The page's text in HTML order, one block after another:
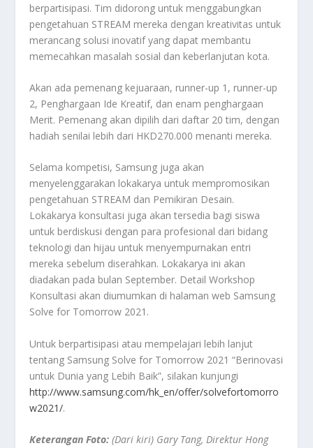
berpartisipasi. Tim didorong untuk menggabungkan
pengetahuan STREAM mereka dengan kreativitas untuk
merancang solusi inovatif yang dapat membantu
memecahkan masalah sosial dan keberlanjutan kota.
Akan ada pemenang kejuaraan, runner-up 1, runner-up
2, Penghargaan Ide Kreatif, dan enam penghargaan
Merit. Pemenang akan dipilih dari daftar 20 tim, dengan
hadiah senilai lebih dari HKD270.000 menanti mereka.
Selama kompetisi, Samsung juga akan
menyelenggarakan lokakarya untuk mempromosikan
pengetahuan STREAM dan Pemikiran Desain.
Lokakarya konsultasi juga akan tersedia bagi siswa
untuk berdiskusi dengan para profesional dari bidang
teknologi dan hijau untuk menyempurnakan entri
mereka sebelum diserahkan. Lokakarya ini akan
diadakan pada bulan September. Detail Workshop
Konsultasi akan diumumkan di halaman web Samsung
Solve for Tomorrow 2021.
Untuk berpartisipasi atau mempelajari lebih lanjut
tentang Samsung Solve for Tomorrow 2021 “Berinovasi
untuk Dunia yang Lebih Baik”, silakan kunjungi
http://www.samsung.com/hk_en/offer/solvefortomorro
w2021/.
Keterangan Foto: (Dari kiri) Gary Tang, Direktur Hong